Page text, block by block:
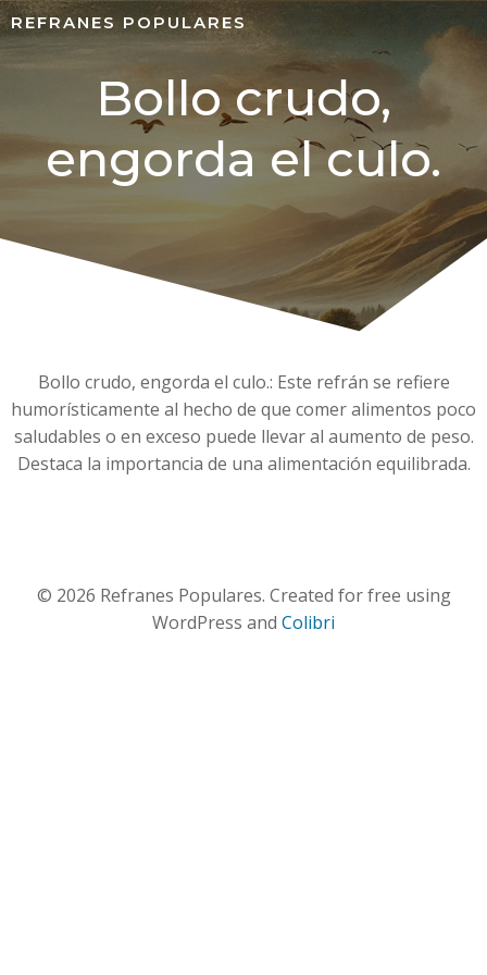
REFRANES POPULARES
Bollo crudo,
engorda el culo.
Bollo crudo, engorda el culo.: Este refrán se refiere
humorísticamente al hecho de que comer alimentos poco
saludables o en exceso puede llevar al aumento de peso.
Destaca la importancia de una alimentación equilibrada.
© 2026 Refranes Populares. Created for free using
WordPress and Colibri